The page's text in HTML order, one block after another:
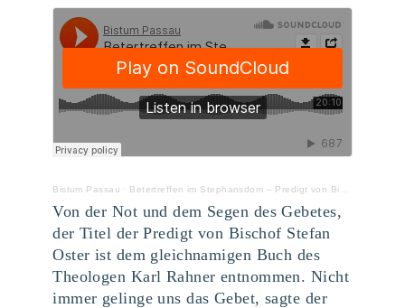
Bistum Passau · Betertreffen im Stephansdom – Predigt von Bischof Oster
Von der Not und dem Segen des Gebetes,
der Titel der Predigt von Bischof Stefan
Oster ist dem gleichnamigen Buch des
Theologen Karl Rahner entnommen. Nicht
immer gelinge uns das Gebet, sagte der